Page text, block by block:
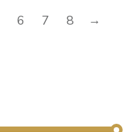
6 7 8 →